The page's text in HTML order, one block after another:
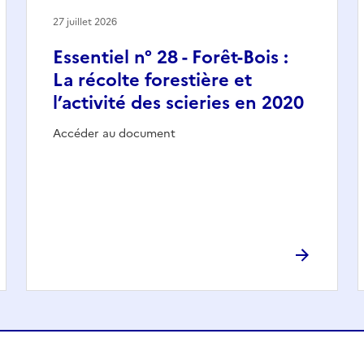
Essentiel n° 28 - Forêt-Bois :
La récolte forestière et
l’activité des scieries en 2020
Accéder au document
27 juillet 2026